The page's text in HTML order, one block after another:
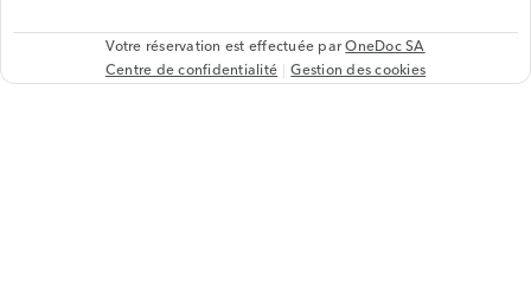
Votre réservation est effectuée parOneDoc SA
Centre de confidentialité Gestion des cookies